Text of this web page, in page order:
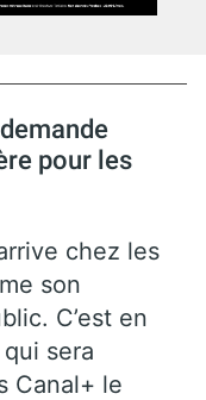
pour les
chez les
son
C’est en
sera
Canal+ le